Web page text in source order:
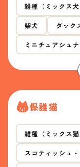
雑種（ミックス犬
柴犬 ダック
ミニチュアシュ
保護猫
雑種（ミックス猫
スコティッシュ